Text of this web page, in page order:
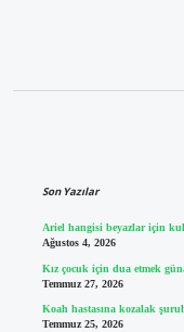
Son Yazılar
Ariel hangisi beyazlar için
Ağustos 4, 2026
Kız çocuk için dua etmek
Temmuz 27, 2026
Koah hastasına kozalak
Temmuz 25, 2026